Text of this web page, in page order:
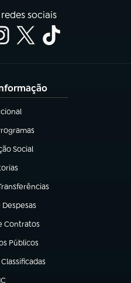
sociais
nova aba)
aba)
Social
aba)
nova aba)
aba)
Despesas
aba)
Contratos
aba)
Públicos
aba)
aba)